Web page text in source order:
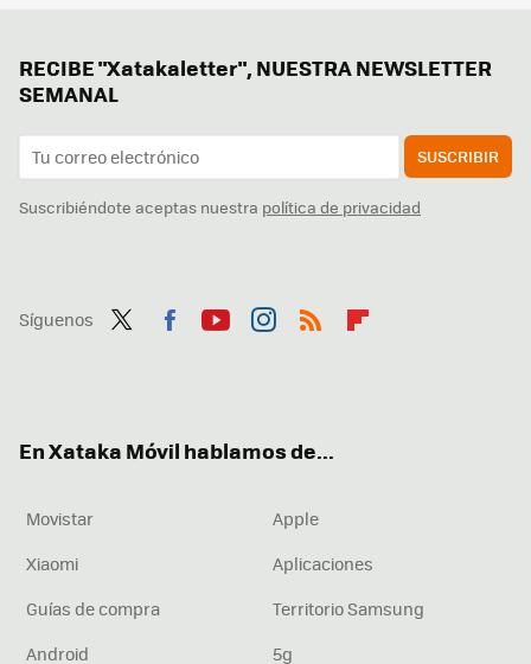
RECIBE "Xatakaletter", NUESTRA NEWSLETTER
SEMANAL
SUSCRIBIR
Suscribiéndote aceptas nuestra política de privacidad
Síguenos
En Xataka Móvil hablamos de...
Movistar
Apple
Xiaomi
Aplicaciones
Guías de compra
Territorio Samsung
Android
5g